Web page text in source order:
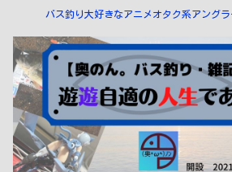
バス釣り大好きなアニメオタク系アング